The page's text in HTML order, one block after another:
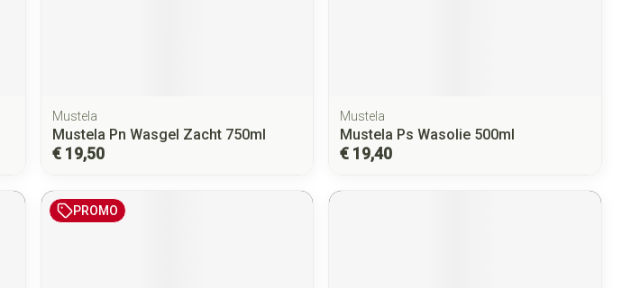
Mustela
Mustela Pn Wasgel Zacht 750ml
€ 19,50
Mustela
Mustela Ps Wasolie 500ml
€ 19,40
PROMO